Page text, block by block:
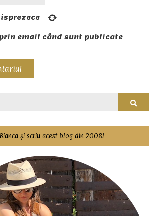
email când sunt publicate
și scriu acest blog din 2008!